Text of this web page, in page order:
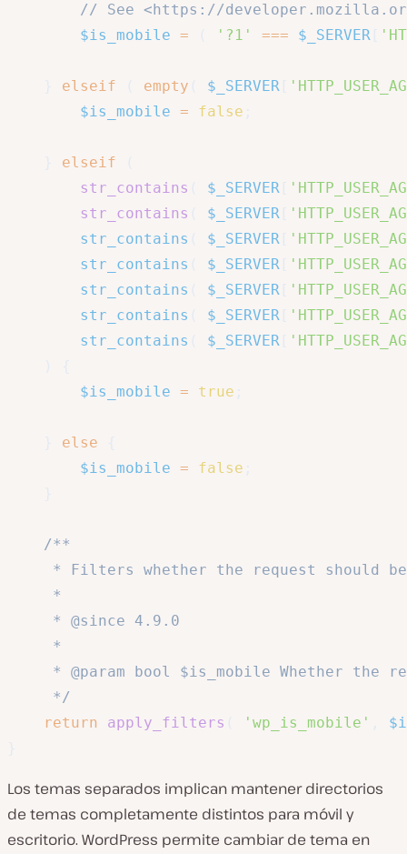
// See <https://developer.mozilla.org/
$is_mobile = '?1' === $_SERVER
elseif empty $_SERVER
$is_mobile = false
elseif
str_contains
$_SERVER
str_contains
$_SERVER
str_contains
$_SERVER
str_contains
$_SERVER
str_contains
$_SERVER
str_contains
$_SERVER
str_contains
$_SERVER
$is_mobile = true
else
$is_mobile = false
/**
* Filters whether the request should
     *
     * @since 4.9.0
     *
* @param bool $is_mobile Whether the
     */
return
apply_filters 'wp_is_mobile'
Los temas separados implican mantener directorios
de temas completamente distintos para móvil y
escritorio. WordPress permite cambiar de tema en